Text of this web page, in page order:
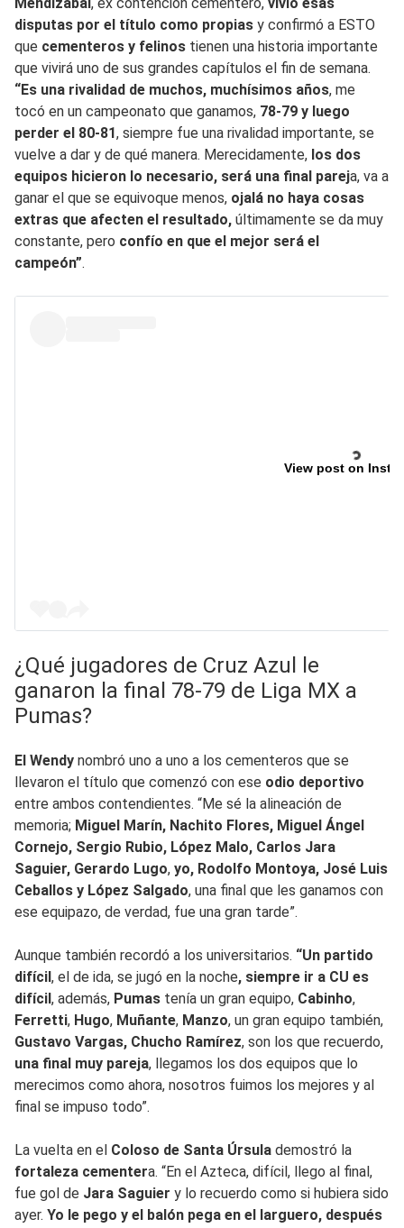
disputas por el título como propias y confirmó a ESTO
que cementeros y felinos tienen una historia importante
que vivirá uno de sus grandes capítulos el fin de semana.
“Es una rivalidad de muchos, muchísimos años, me
tocó en un campeonato que ganamos, 78-79 y luego
perder el 80-81, siempre fue una rivalidad importante, se
vuelve a dar y de qué manera. Merecidamente, los dos
equipos hicieron lo necesario, será una final pareja, va a
ganar el que se equivoque menos, ojalá no haya cosas
extras que afecten el resultado, últimamente se da muy
constante, pero confío en que el mejor será el
campeón”.
View post on
¿Qué jugadores de Cruz Azul le
ganaron la final 78-79 de Liga MX a
Pumas?
El Wendy nombró uno a uno a los cementeros que se
llevaron el título que comenzó con ese odio deportivo
entre ambos contendientes. “Me sé la alineación de
memoria; Miguel Marín, Nachito Flores, Miguel Ángel
Cornejo, Sergio Rubio, López Malo, Carlos Jara
Saguier, Gerardo Lugo, yo, Rodolfo Montoya, José Luis
Ceballos y López Salgado, una final que les ganamos con
ese equipazo, de verdad, fue una gran tarde”.
Aunque también recordó a los universitarios. “Un partido
difícil, el de ida, se jugó en la noche, siempre ir a CU es
difícil, además, Pumas tenía un gran equipo, Cabinho,
Ferretti, Hugo, Muñante, Manzo, un gran equipo también,
Gustavo Vargas, Chucho Ramírez, son los que recuerdo,
una final muy pareja, llegamos los dos equipos que lo
merecimos como ahora, nosotros fuimos los mejores y al
final se impuso todo”.
La vuelta en el Coloso de Santa Úrsula demostró la
fortaleza cementera. “En el Azteca, difícil, llego al final,
fue gol de Jara Saguier y lo recuerdo como si hubiera sido
ayer. Yo le pego y el balón pega en el larguero, después